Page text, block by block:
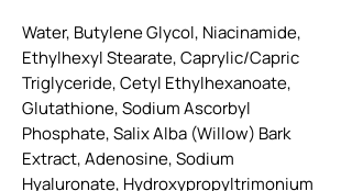
Water, Butylene Glycol, Niacinamide,
Ethylhexyl Stearate, Caprylic/Capric
Triglyceride, Cetyl Ethylhexanoate,
Glutathione, Sodium Ascorbyl
Phosphate, Salix Alba (Willow) Bark
Extract, Adenosine, Sodium
Hyaluronate, Hydroxypropyltrimonium